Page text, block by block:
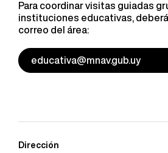
Para coordinar visitas guiadas
instituciones educativas,
correo del área:
educativa@mnav.gub.uy
Dirección